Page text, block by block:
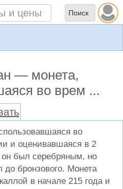
— монета,
во врем ...
во
и оценивавшаяся в 2
был серебряным, но
до бронзового. Монета
в начале 215 года и